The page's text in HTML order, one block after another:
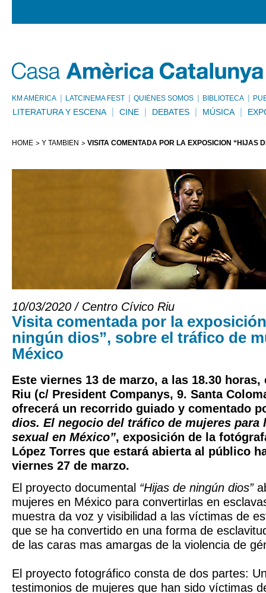
KM AMÈRICA LATCINEMA FEST QUIÉNES SOMOS BIBLIOTECA
LITERATURA Y ESCENA CINE DEBATES MÚSICA
HOME Y TAMBIÉN VISITA COMENTADA POR LA EXPOSICIÓN “HIJAS
10/03/2020 / Centro Cívico Riu
Visita comentada por la
ningún dios”, sobre el tráfico de
México
Este viernes 13 de marzo, a las 18.30
Riu (c/ President Companys, 9. Santa
ofrecerá un recorrido guiado y comentado
dios. El negocio del tráfico de mujeres para
sexual en México”, exposición de la
López Torres que estará abierta al público
viernes 27 de marzo.
El proyecto documental “Hijas de ningún dios”
mujeres en México para convertirlas en
muestra da voz y visibilidad a las víctimas de
que se ha convertido en una forma de
de las caras mas amargas de la violencia de
El proyecto fotográfico consta de dos partes:
testimonios de mujeres que han sido víctimas